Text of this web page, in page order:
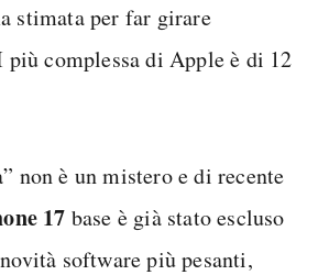
stimata per far girare
complessa di Apple è di 12
non è un mistero e di recente
17 base è già stato escluso
software più pesanti,